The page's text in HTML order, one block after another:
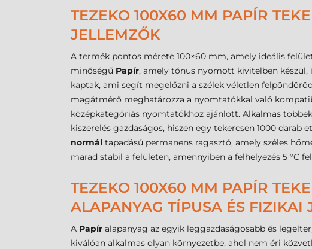
TEZEKO 100X60 MM PAPÍR
JELLEMZŐK
A termék pontos mérete 100×60 mm, amely ideális
minőségű Papír, amely tónus nyomott kivitelben készül,
kaptak, ami segít megelőzni a szélek véletlen
magátmérő meghatározza a nyomtatókkal való
középkategóriás nyomtatókhoz ajánlott. Alkalmas
kiszerelés gazdaságos, hiszen egy tekercsen 1000
normál tapadású permanens ragasztó, amely széles
marad stabil a felületen, amennyiben a felhelyezés 5 °C
TEZEKO 100X60 MM PAPÍR
ALAPANYAG TÍPUSA ÉS FIZIKAI
A Papír alapanyag az egyik leggazdaságosabb és
kiválóan alkalmas olyan környezetbe, ahol nem éri